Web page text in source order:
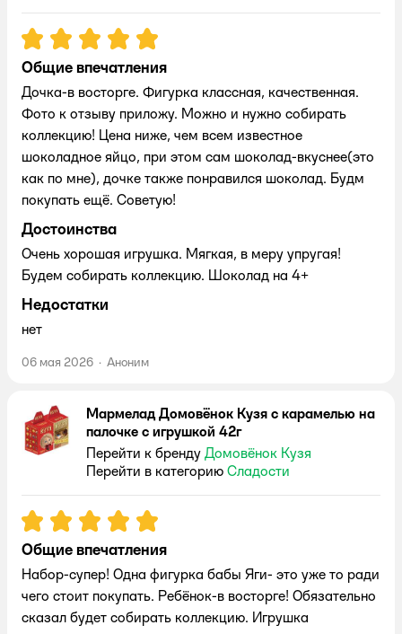
Рейтинг:5
Общие впечатления
Дочка-в восторге. Фигурка классная, качественная.
Фото к отзыву приложу. Можно и нужно собирать
коллекцию! Цена ниже, чем всем известное
шоколадное яйцо, при этом сам шоколад-вкуснее(это
как по мне), дочке также понравился шоколад. Будм
покупать ещё. Советую!
Достоинства
Очень хорошая игрушка. Мягкая, в меру упругая!
Будем собирать коллекцию. Шоколад на 4+
Недостатки
нет
06 мая 2026 · Аноним
Мармелад Домовёнок Кузя с карамелью на
палочке с игрушкой 42г
Перейти к бренду Домовёнок Кузя
Перейти в категорию Сладости
Рейтинг:5
Общие впечатления
Набор-супер! Одна фигурка бабы Яги- это уже то ради
чего стоит покупать. Ребёнок-в восторге! Обязательно
сказал будет собирать коллекцию. Игрушка